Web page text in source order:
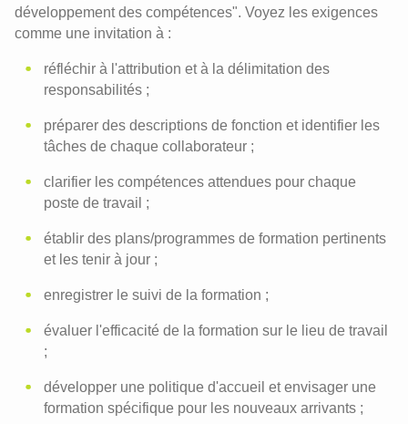
développement des compétences". Voyez les exigences
comme une invitation à :
réfléchir à l'attribution et à la délimitation des
responsabilités ;
préparer des descriptions de fonction et identifier les
tâches de chaque collaborateur ;
clarifier les compétences attendues pour chaque
poste de travail ;
établir des plans/programmes de formation pertinents
et les tenir à jour ;
enregistrer le suivi de la formation ;
évaluer l'efficacité de la formation sur le lieu de travail
;
développer une politique d'accueil et envisager une
formation spécifique pour les nouveaux arrivants ;